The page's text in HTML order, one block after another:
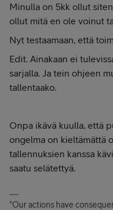
Minulla on 5kk ollut
ollut mitä en ole voinut
Nyt testaamaan, että
Edit. Ainakaan ei
sarjalla. Ja tein ohjeen
tallentaako.
Onpa ikävä kuulla, että
ongelma on kieltämättä
tallennuksien kanssa
saatu selätettyä.
"Our actions have